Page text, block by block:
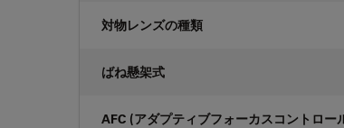
対物レンズの種類
ばね懸架式
AFC (アダプティブフォーカスコントロー